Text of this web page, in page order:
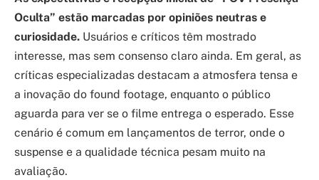
Oculta” estão marcadas por opiniões neutras e
curiosidade. Usuários e críticos têm mostrado
interesse, mas sem consenso claro ainda. Em geral, as
críticas especializadas destacam a atmosfera tensa e
a inovação do found footage, enquanto o público
aguarda para ver se o filme entrega o esperado. Esse
cenário é comum em lançamentos de terror, onde o
suspense e a qualidade técnica pesam muito na
avaliação.